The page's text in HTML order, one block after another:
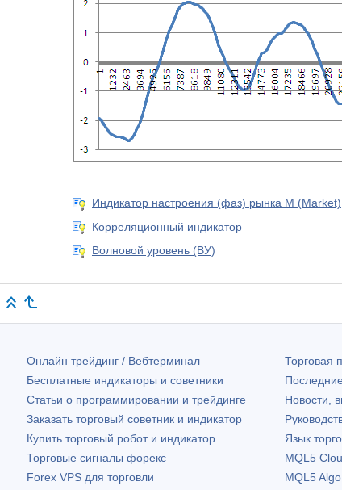
Индикатор настроения (фаз) рынка M (Market)
Корреляционный индикатор
Волновой уровень (ВУ)
Онлайн трейдинг / Вебтерминал
Бесплатные индикаторы и советники
Статьи о программировании и трейдинге
Заказать торговый советник и индикатор
Купить торговый робот и индикатор
Торговые сигналы форекс
Forex VPS для торговли
Торговая
Новости,
Язык
MQL5
MQL5